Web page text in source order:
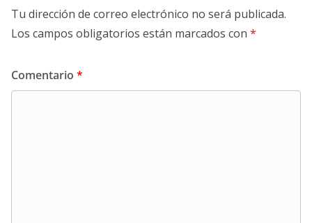
Tu dirección de correo electrónico no será publicada.
Los campos obligatorios están marcados con *
Comentario *